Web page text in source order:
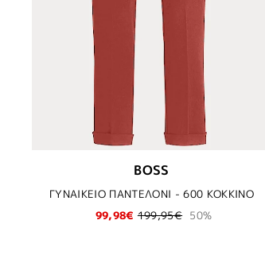
BOSS
ΓΥΝΑΙΚΕΙΟ ΠΑΝΤΕΛΟΝΙ - 600 ΚΟΚΚΙΝΟ
99,98€ 199,95€ 50%